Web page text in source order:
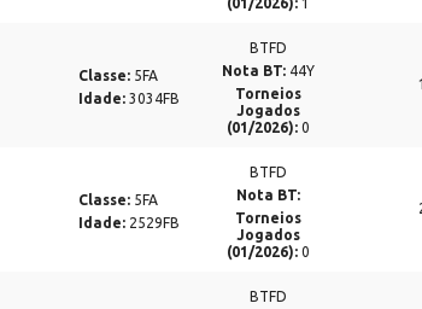
(01/2026): 1
Classe: 5FA
Idade: 3034FB
BTFD
Nota BT: 44Y
Torneios
Jogados
(01/2026): 0
Classe: 5FA
Idade: 2529FB
BTFD
Nota BT:
Torneios
Jogados
(01/2026): 0
BTFD